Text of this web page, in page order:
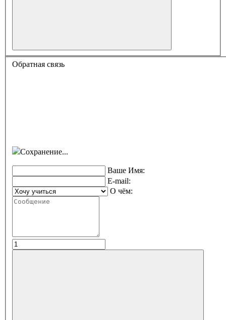
Обратная связь
Сохранение...
Ваше Имя:
E-mail:
О чём: